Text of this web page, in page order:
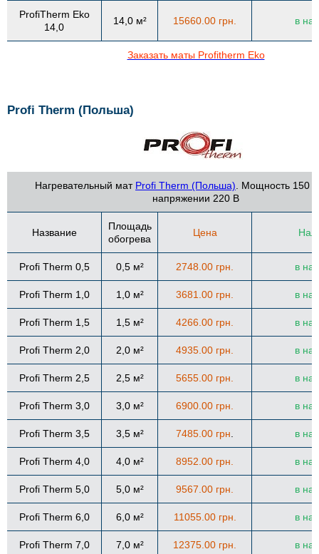
ProfiTherm Eko
14,0
14,0 м² 15660.00 грн. в
Заказать маты Profitherm Eko
Profi Therm (Польша)
Нагревательный мат Profi Therm (Польша). Мощность 150
напряжении 220 В
Название
Площадь
обогрева
Цена
Profi Therm 0,5 0,5 м² 2748.00 грн. в
Profi Therm 1,0 1,0 м² 3681.00 грн. в
Profi Therm 1,5 1,5 м² 4266.00 грн. в
Profi Therm 2,0 2,0 м² 4935.00 грн. в
Profi Therm 2,5 2,5 м² 5655.00 грн. в
Profi Therm 3,0 3,0 м² 6900.00 грн. в
Profi Therm 3,5 3,5 м² 7485.00 грн. в
Profi Therm 4,0 4,0 м² 8952.00 грн. в
Profi Therm 5,0 5,0 м² 9567.00 грн. в
Profi Therm 6,0 6,0 м² 11055.00 грн. в
Profi Therm 7,0 7,0 м² 12375.00 грн. в